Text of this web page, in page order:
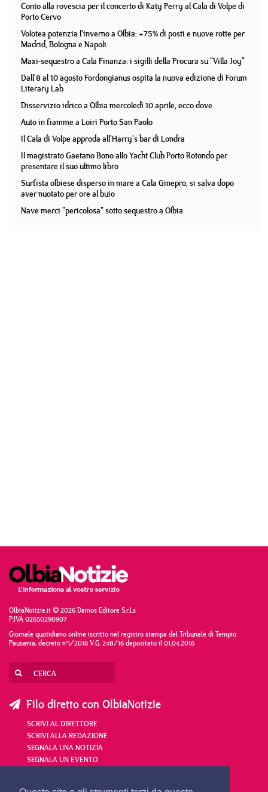
Conto alla rovescia per il concerto di Katy Perry al Cala di Volpe di
Porto Cervo
Volotea potenzia l'inverno a Olbia: +75% di posti e nuove rotte per
Madrid, Bologna e Napoli
Maxi-sequestro a Cala Finanza: i sigilli della Procura su "Villa Joy"
Dall'8 al 10 agosto Fordongianus ospita la nuova edizione di Forum
Literary Lab
Disservizio idrico a Olbia mercoledì 10 aprile, ecco dove
Auto in fiamme a Loiri Porto San Paolo
Il Cala di Volpe approda all'Harry's bar di Londra
Il magistrato Gaetano Bono allo Yacht Club Porto Rotondo per
presentare il suo ultimo libro
Surfista olbiese disperso in mare a Cala Ginepro, si salva dopo
aver nuotato per ore al buio
Nave merci "pericolosa" sotto sequestro a Olbia
OlbiaNotizie.it © 2026 Damos Editore S.r.l.s
P.IVA 02650290907
Giornale quotidiano online iscritto nel registro stampa del Tribunale di Tempio
Pausania, decreto n°1/2016 V.G. 248/16 depositato il 01.04.2016
Filo diretto con OlbiaNotizie
SCRIVI AL DIRETTORE
SCRIVI ALLA REDAZIONE
SEGNALA UNA NOTIZIA
SEGNALA UN EVENTO